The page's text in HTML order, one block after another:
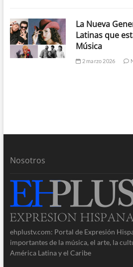
La Nueva
Latinas que
Música
2 marzo 2026
Nosotros
ehplustv.com: Portal de Expresión
importantes de la música, el arte, la
América Latina y el Caribe